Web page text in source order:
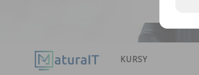
KURSY